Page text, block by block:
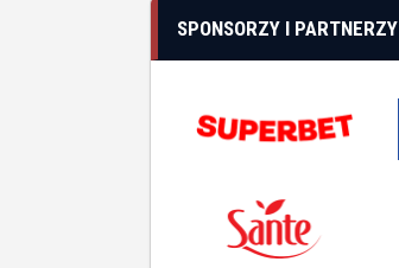
SPONSORZY I PARTNERZY